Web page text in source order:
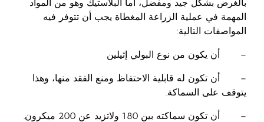
بالغرض بشكل جيد ومفضل، أما البلاستيك وهو من المواد
المهمة في عملية الزراعة المغطاة يجب أن تتوفر فيه
المواصفات التالية:
– أن يكون من نوع البولي إثيلين
– أن تكون له قابلية الاحتفاظ ومنع الفقد منها، وهذا
يتوقف على السماكة.
– أن تكون سماكته بين 180 ولاتزيد عن 200 ميكرون.